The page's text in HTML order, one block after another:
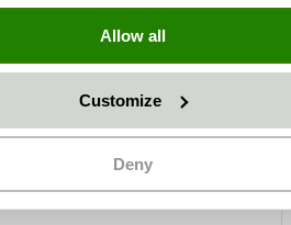
Allow all
Customize
Deny